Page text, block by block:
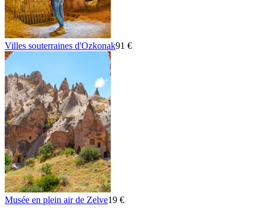
Villes souterraines d'Ozkonak91 €
Musée en plein air de Zelve19 €